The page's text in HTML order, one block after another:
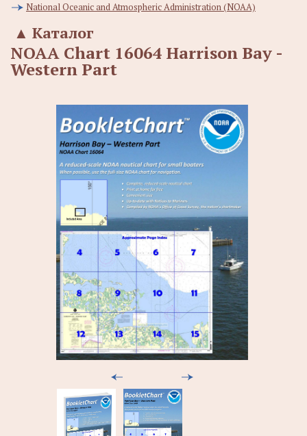
National Oceanic and Atmospheric Administration (NOAA)
Каталог
▲
NOAA Chart 16064 Harrison Bay -
Western Part